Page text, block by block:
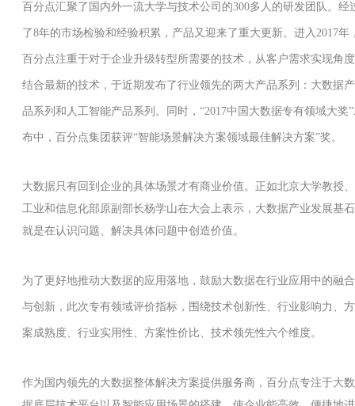
百分点汇聚了国内外一流大学与技术公司的300多人的研发团队。经
了8年的市场检验和经验积累，产品又迎来了重大更新。进入2017年
百分点注重于对于企业升级转型所需要的技术，从客户需求实现角度
结合最新的技术，于近期发布了行业领先的两大产品系列：大数据产
品系列和人工智能产品系列。同时，“2017中国大数据专有领域大奖
布中，百分点集团获评“智能场景解决方案领域最佳解决方案”奖。
大数据只有回到企业的具体场景才有商业价值。正如北京大学教授、
工业和信息化部原副部长杨学山在大会上表示，大数据产业发展基石
就是在认识问题、解决具体问题中创造价值。
为了更好地推动大数据的应用落地，鼓励大数据在行业应用中的融合
与创新，此次专有领域评价指标，围绕技术创新性、行业影响力、方
案成熟度、行业实用性、方案性价比、技术领先性六个维度。
作为国内领先的大数据整体解决方案提供服务商，百分点专注于大数